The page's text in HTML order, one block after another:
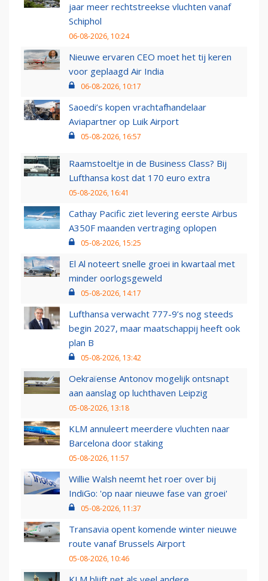
jaar meer rechtstreekse vluchten vanaf
Schiphol
06-08-2026, 10:24
Nieuwe ervaren CEO moet het tij keren
voor geplaagd Air India
06-08-2026, 10:17
Saoedi’s kopen vrachtafhandelaar
Aviapartner op Luik Airport
05-08-2026, 16:57
Raamstoeltje in de Business Class? Bij
Lufthansa kost dat 170 euro extra
05-08-2026, 16:41
Cathay Pacific ziet levering eerste Airbus
A350F maanden vertraging oplopen
05-08-2026, 15:25
El Al noteert snelle groei in kwartaal met
minder oorlogsgeweld
05-08-2026, 14:17
Lufthansa verwacht 777-9’s nog steeds
begin 2027, maar maatschappij heeft ook
plan B
05-08-2026, 13:42
Oekraïense Antonov mogelijk ontsnapt
aan aanslag op luchthaven Leipzig
05-08-2026, 13:18
KLM annuleert meerdere vluchten naar
Barcelona door staking
05-08-2026, 11:57
Willie Walsh neemt het roer over bij
IndiGo: 'op naar nieuwe fase van groei'
05-08-2026, 11:37
Transavia opent komende winter nieuwe
route vanaf Brussels Airport
05-08-2026, 10:46